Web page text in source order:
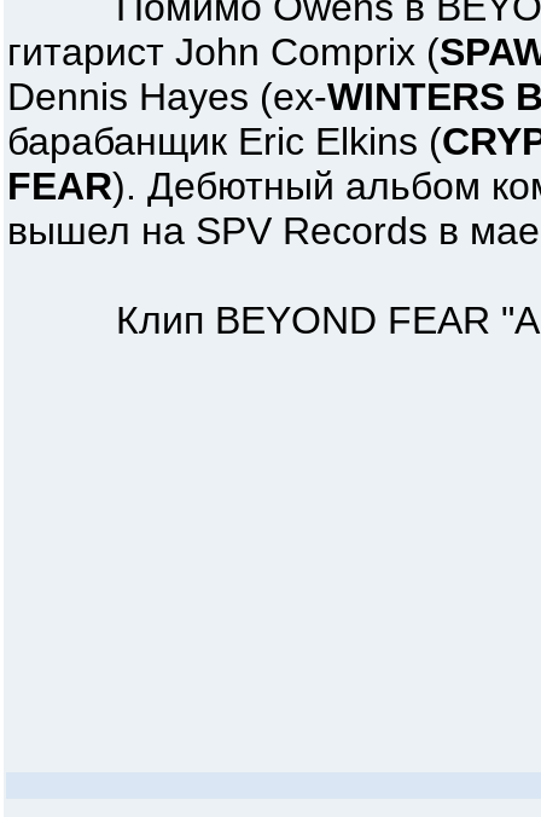
гитарист John Comprix (
Dennis Hayes (ex-WINTERS
барабанщик Eric Elkins (
FEAR). Дебютный альбом
вышел на SPV Records в
Клип BEYOND FEAR